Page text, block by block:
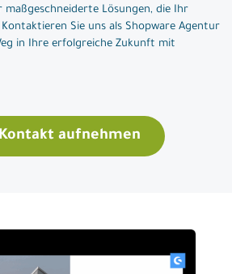
maßgeschneiderte Lösungen, die Ihr
Sie uns als Shopware Agentur
in Ihre erfolgreiche Zukunft mit
aufnehmen